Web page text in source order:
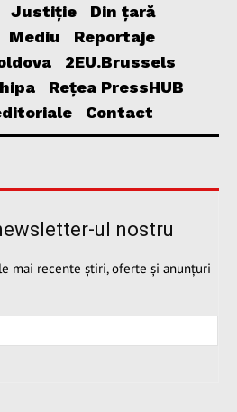
Justiție
Din țară
Mediu
Reportaje
2EU.Brussels
Rețea PressHUB
Contact
ul nostru
mai recente știri, oferte și anunțuri